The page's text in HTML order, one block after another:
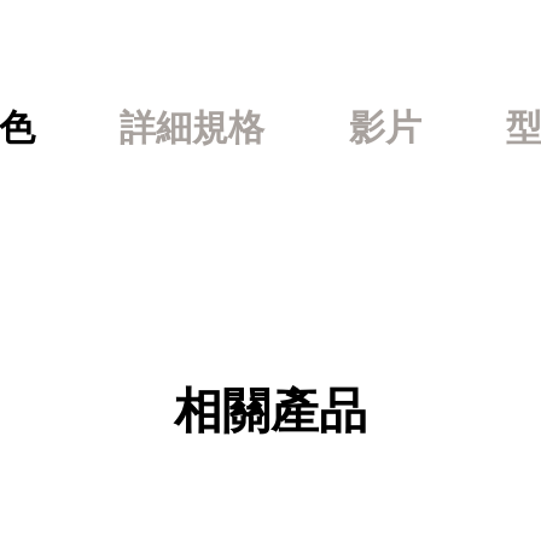
詳細規格 影片
相關產品